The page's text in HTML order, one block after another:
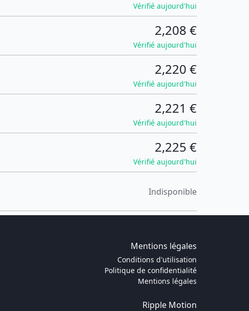
Vérifié aujourd'hui
2,208 €
Vérifié aujourd'hui
2,220 €
Vérifié aujourd'hui
2,221 €
Vérifié aujourd'hui
2,225 €
Vérifié aujourd'hui
Indisponible
Mentions légales
Conditions d'utilisation
Politique de confidentialité
Mentions légales
Ripple Motion